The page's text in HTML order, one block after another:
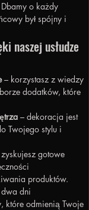
o każdy
był spójny i
naszej usłudze
– korzystasz z wiedzy
dodatków, które
– dekoracja jest
Twojego stylu i
gotowe
produktów.
dni
które odmienią Twoje